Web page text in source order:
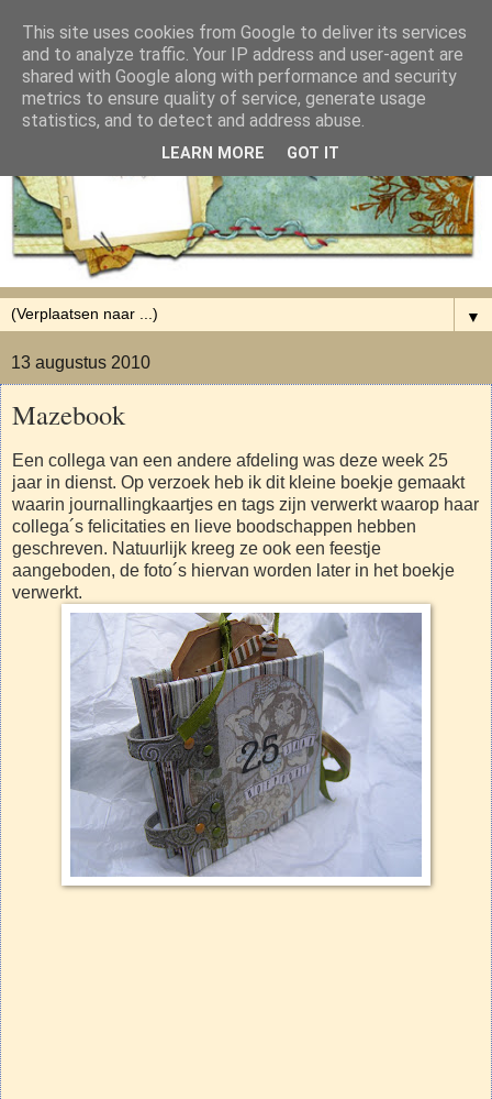
▼
13 augustus 2010
Mazebook
Een collega van een andere afdeling was deze week 25
jaar in dienst. Op verzoek heb ik dit kleine boekje gemaakt
waarin journallingkaartjes en tags zijn verwerkt waarop haar
collega´s felicitaties en lieve boodschappen hebben
geschreven. Natuurlijk kreeg ze ook een feestje
aangeboden, de foto´s hiervan worden later in het boekje
verwerkt.
This site uses cookies from Google to deliver its services
and to analyze traffic. Your IP address and user-agent are
shared with Google along with performance and security
metrics to ensure quality of service, generate usage
statistics, and to detect and address abuse.
LEARN MORE GOT IT